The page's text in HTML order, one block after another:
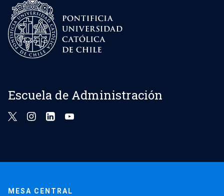
Escuela de Administración
MESA CENTRAL